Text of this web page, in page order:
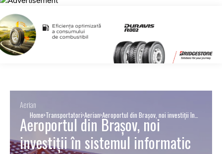
Home Transportatori Aerian Aeroportul din Braşov, noi investiţii în
sistemul informatic
Aerian
Aeroportul din Braşov, noi
investiţii în sistemul informatic